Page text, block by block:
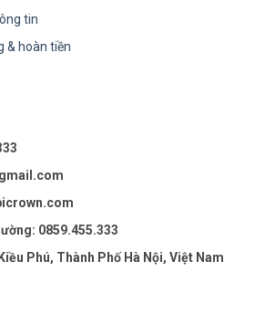
tin
& hoàn tiền
0859.455.333
Phú, Thành Phố Hà Nội, Việt Nam